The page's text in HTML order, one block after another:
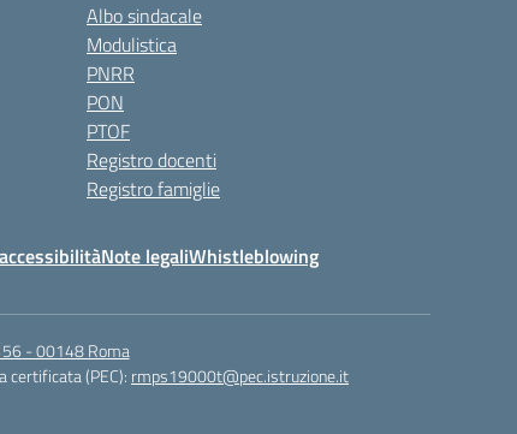
Albo sindacale
Modulistica
PNRR
PON
PTOF
Registro docenti
Registro famiglie
Note legaliWhistleblowing
- 00148 Roma
certificata (PEC): rmps19000t@pec.istruzione.it